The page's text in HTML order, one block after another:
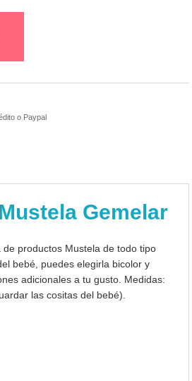
o Paypal
Gemelar
productos Mustela de todo tipo
bebé, puedes elegirla bicolor y
adicionales a tu gusto. Medidas:
las cositas del bebé).